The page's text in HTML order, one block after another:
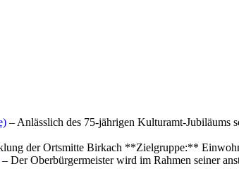
– Anlässlich des 75-jährigen Kulturamt-
der Ortsmitte Birkach **Zielgruppe:**
– Der Oberbürgermeister wird im Rahmen seiner